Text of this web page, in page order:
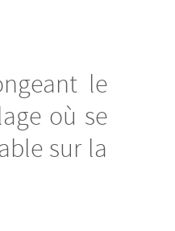
le
où se
sur la